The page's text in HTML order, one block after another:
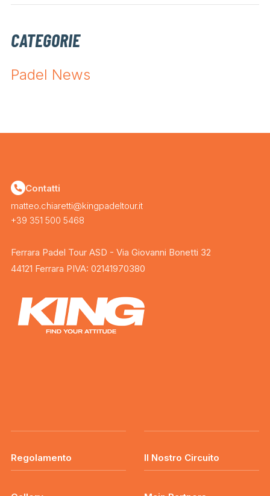
CATEGORIE
Padel News
Contatti
matteo.chiaretti@kingpadeltour.it
+39 351 500 5468
Ferrara Padel Tour ASD - Via Giovanni Bonetti 32
44121 Ferrara PIVA: 02141970380
Regolamento Il Nostro Circuito